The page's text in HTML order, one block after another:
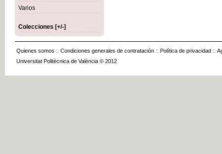
Varios
Colecciones [+/-]
Quienes somos :: Condiciones generales de contratación :: Política de privacidad ::
Universitat Politècnica de València © 2012